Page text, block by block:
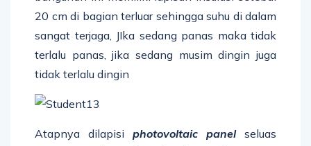
20 cm di bagian terluar sehingga suhu di dalam
sangat terjaga, JIka sedang panas maka tidak
terlalu panas, jika sedang musim dingin juga
tidak terlalu dingin
Atapnya dilapisi photovoltaic panel seluas